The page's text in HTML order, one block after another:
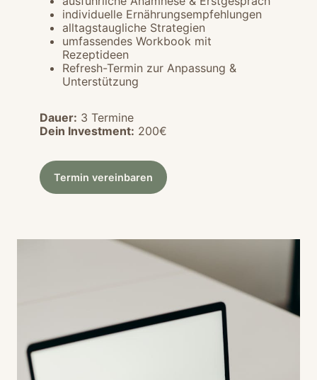
individuelle Ernährungsempfehlungen
alltagstaugliche Strategien
umfassendes Workbook mit
Rezeptideen
Refresh-Termin zur Anpassung &
Unterstützung
Dauer: 3 Termine
Dein Investment: 200€
Termin vereinbaren